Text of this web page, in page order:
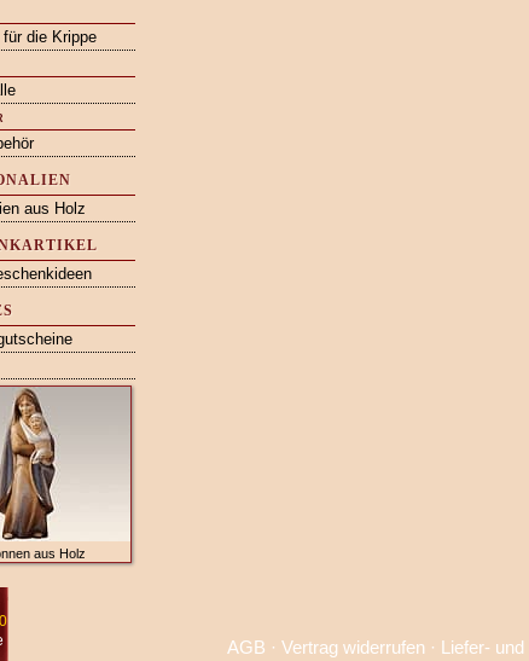
die Krippe
aus Holz
aus Holz
AGB · Vertrag widerrufen · Liefer-